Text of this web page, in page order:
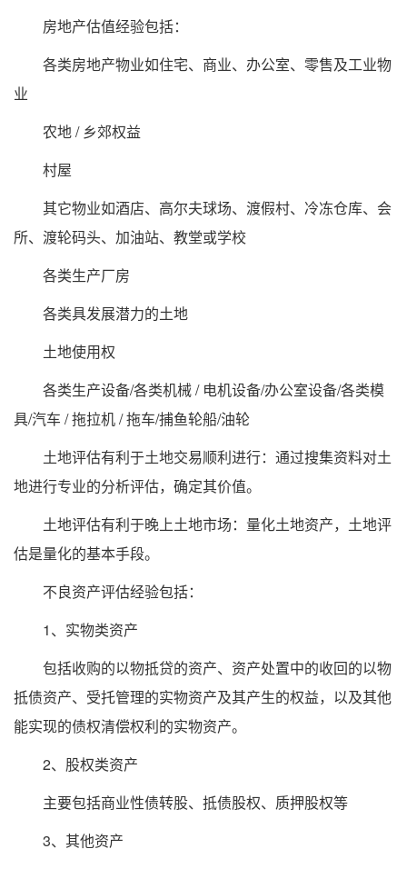
房地产估值经验包括：
各类房地产物业如住宅、商业、办公室、零售及工业物
业
农地 / 乡郊权益
村屋
其它物业如酒店、高尔夫球场、渡假村、冷冻仓库、会
所、渡轮码头、加油站、教堂或学校
各类生产厂房
各类具发展潜力的土地
土地使用权
各类生产设备/各类机械 / 电机设备/办公室设备/各类模
具/汽车 / 拖拉机 / 拖车/捕鱼轮船/油轮
土地评估有利于土地交易顺利进行：通过搜集资料对土
地进行专业的分析评估，确定其价值。
土地评估有利于晚上土地市场：量化土地资产，土地评
估是量化的基本手段。
不良资产评估经验包括：
1、实物类资产
包括收购的以物抵贷的资产、资产处置中的收回的以物
抵债资产、受托管理的实物资产及其产生的权益，以及其他
能实现的债权清偿权利的实物资产。
2、股权类资产
主要包括商业性债转股、抵债股权、质押股权等
3、其他资产